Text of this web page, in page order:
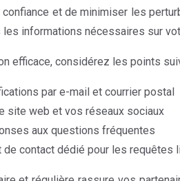
et de minimiser les
informations nécessaires sur
efficace, considérez les points
par e-mail et courrier postal
site web et vos réseaux sociaux
aux questions fréquentes
de contact dédié pour les requêtes